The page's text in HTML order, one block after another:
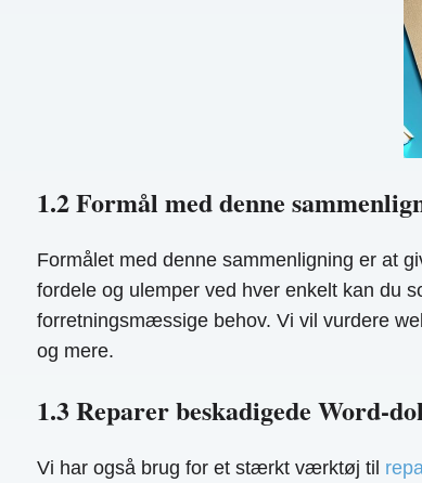
1.2 Formål med denne
Formålet med denne sammenligning er at
fordele og ulemper ved hver enkelt kan du
forretningsmæssige behov. Vi vil vurdere
og mere.
1.3 Reparer beskadigede Word-
Vi har også brug for et stærkt værktøj til